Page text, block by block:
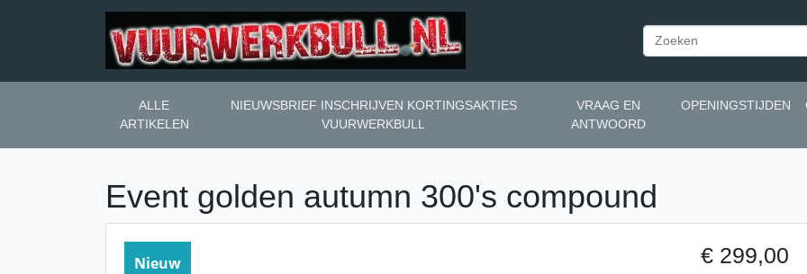
ALLE
ARTIKELEN
NIEUWSBRIEF INSCHRIJVEN KORTINGSAKTIES
VUURWERKBULL
VRAAG EN
ANTWOORD
OPENINGSTIJDEN
Event golden autumn 300's compound
Nieuw € 299,00